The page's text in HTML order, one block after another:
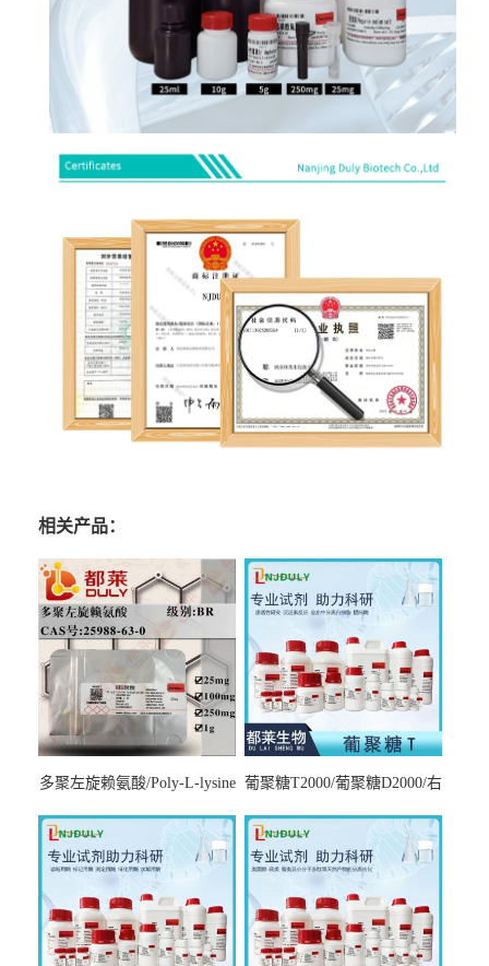
相关产品：
多聚左旋赖氨酸/Poly-L-lysine
7000，分子量7000-15000，分
子量2万～4万，分子量3～7
万，分子量7～15万，分子量
15～30万
葡聚糖T2000/葡聚糖D2000/右